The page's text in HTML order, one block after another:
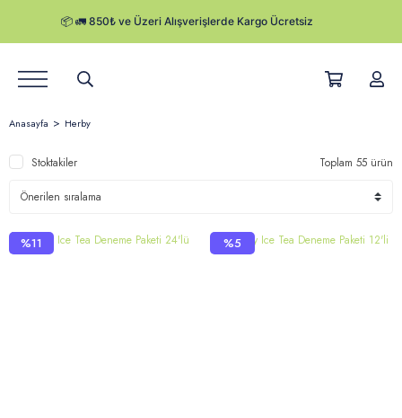
Hikayemiz
Satış Noktaları
Kurumsal Satış
Anasayfa Herby
Stoktakiler Toplam 55 ürün
%11 %5